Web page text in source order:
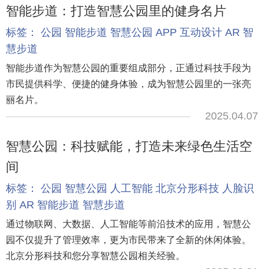
智能步道：打造智慧公园里的健身名片
标签： 公园 智能步道 智慧公园 APP 互动设计 AR 智
慧步道
智能步道作为智慧公园的重要组成部分，正通过科技手段为
市民提供科学、便捷的健身体验，成为智慧公园里的一张亮
丽名片。
2025.04.07
智慧公园：科技赋能，打造未来绿色生活空
间
标签： 公园 智慧公园 人工智能 北京分形科技 人脸识
别 AR 智能步道 智慧步道
通过物联网、大数据、人工智能等前沿技术的应用，智慧公
园不仅提升了管理效率，更为市民带来了全新的休闲体验。
北京分形科技和您分享智慧公园相关经验。